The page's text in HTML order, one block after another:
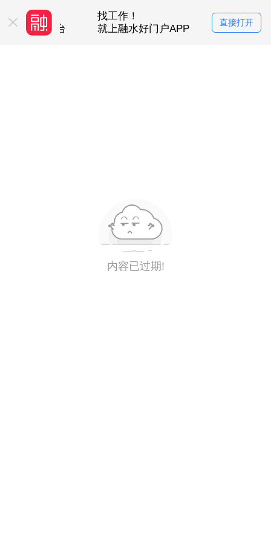
服务平台
找工作！
就上融水好门户APP
买房卖房！
就上融水
直接打开
内容已过期!